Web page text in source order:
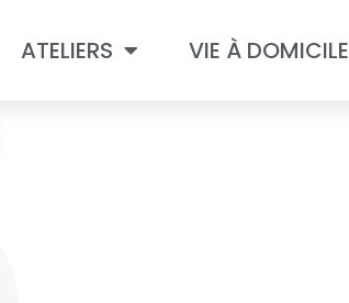
ATELIERS VIE À DOMICILE